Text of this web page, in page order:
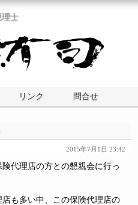
理士
リンク 問合せ
2015年7月1日 23:42
代理店の方との懇親会に行っ
も多い中、この保険代理店の